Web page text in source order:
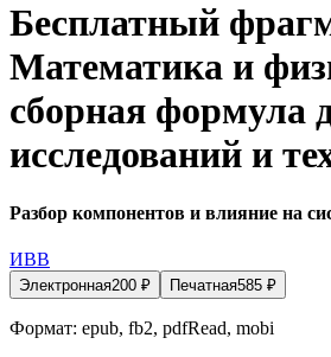
Бесплатный
Математика и
сборная формула
исследований и
Разбор компонентов и влияние на
ИВВ
Электронная200 ₽ Печатная585 ₽
Формат: epub, fb2, pdfRead, mobi